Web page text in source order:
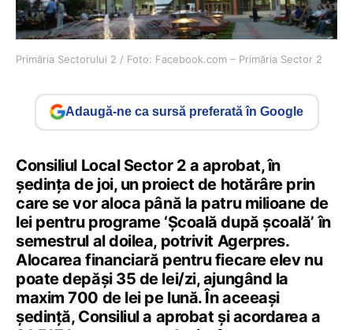
Primăria Sectorului 2 / Foto: Facebook.com – Primăria Sector 2
Adaugă-ne ca sursă preferată în Google
Consiliul Local Sector 2 a aprobat, în
şedinţa de joi, un proiect de hotărâre prin
care se vor aloca până la patru milioane de
lei pentru programe ‘Şcoală după şcoală’ în
semestrul al doilea, potrivit Agerpres.
Alocarea financiară pentru fiecare elev nu
poate depăşi 35 de lei/zi, ajungând la
maxim 700 de lei pe lună. În aceeași
ședință, Consiliul a aprobat și acordarea a